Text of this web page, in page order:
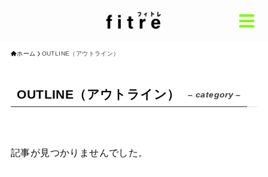
ホーム OUTLINE（アウトライン）
OUTLINE（アウトライン） – category –
記事が見つかりませんでした。